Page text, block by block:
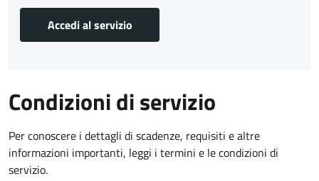
Accedi al servizio
Condizioni di servizio
Per conoscere i dettagli di scadenze, requisiti e altre
informazioni importanti, leggi i termini e le condizioni di
servizio.